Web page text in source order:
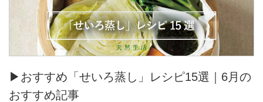
▶おすすめ「せいろ蒸し」レシピ15選｜6月の
おすすめ記事